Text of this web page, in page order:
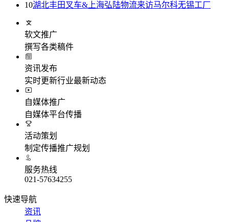
10湖北丰田叉车&上海弘陆物流来访马尔科无锡工厂
软文推广
撰写各类稿件
资讯发布
实时更新行业最新动态
自媒体推广
自媒体平台传播
活动策划
制定传播推广规划
服务热线
021-57634255
快速导航
资讯